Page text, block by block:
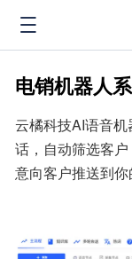
电销机器人
云橘科技AI语音
话，自动筛选客
意向客户推送到